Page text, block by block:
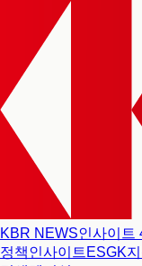
KBR NEWS인사이트
정책인사이트 ESGK